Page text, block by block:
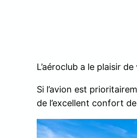
L’aéroclub a le plaisir
Si l’avion est
de l’excellent confort